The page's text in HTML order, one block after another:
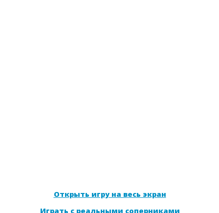
Открыть игру на весь экран
Играть с реальными соперниками